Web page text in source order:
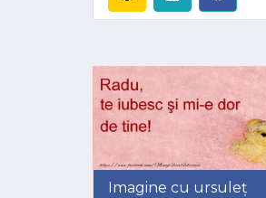
Imagine cu ursuleț